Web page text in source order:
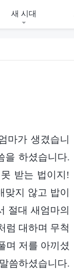
새 시대
마가 생겼습니
을 하셨습니다.
받는 법이지!
지 않고 밥이
절대 새엄마의
럼 대하며 무척
며 저를 아끼셨
씀하셨습니다.